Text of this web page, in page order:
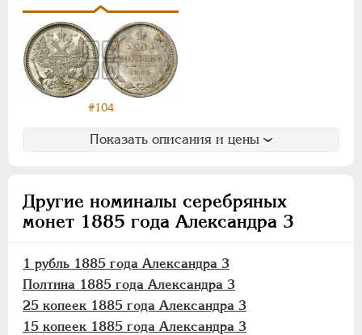
#104
Показать описания и цены
Другие номиналы серебряных
монет 1885 года Александра 3
1 рубль 1885 года Александра 3
Полтина 1885 года Александра 3
25 копеек 1885 года Александра 3
15 копеек 1885 года Александра 3
10 копеек
5 копеек
Медь
Памятные и донативные
Для Финляндии
ВРЕМЕННОЕ ПРАВ. 1917-1918
1768-1918